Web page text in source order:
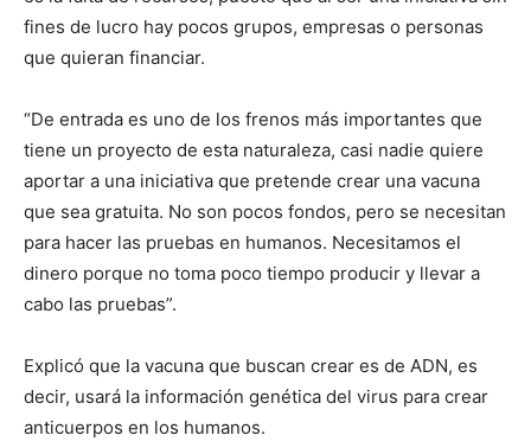
fines de lucro hay pocos grupos, empresas o personas
que quieran financiar.
“De entrada es uno de los frenos más importantes que
tiene un proyecto de esta naturaleza, casi nadie quiere
aportar a una iniciativa que pretende crear una vacuna
que sea gratuita. No son pocos fondos, pero se necesitan
para hacer las pruebas en humanos. Necesitamos el
dinero porque no toma poco tiempo producir y llevar a
cabo las pruebas”.
Explicó que la vacuna que buscan crear es de ADN, es
decir, usará la información genética del virus para crear
anticuerpos en los humanos.